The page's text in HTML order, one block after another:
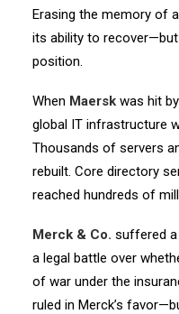
Erasing the memory of
its ability to
position.
When Maersk was hit
global IT infrastructure
Thousands of servers
rebuilt. Core directory
reached hundreds of
Merck & Co. suffered
a legal battle over
of war under the
ruled in Merck’s